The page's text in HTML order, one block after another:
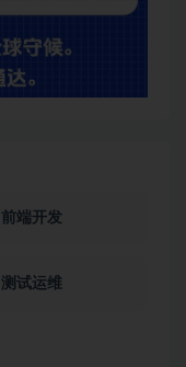
前端开发
测试运维